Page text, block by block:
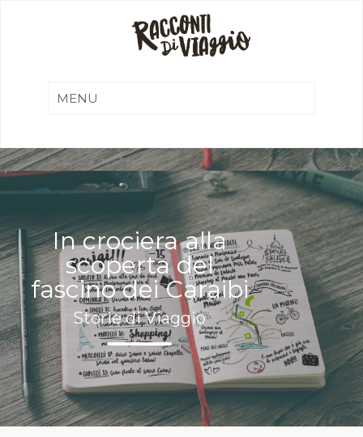
In crociera alla
scoperta del
fascino dei Caraibi
Storie di Viaggio